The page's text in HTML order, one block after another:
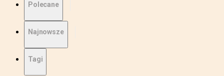
Polecane
Najnowsze
Tagi